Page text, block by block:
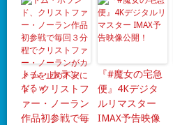
トム・ホラン
ド、クリストフ
ァー・ノーラン
作品初参戦で毎
『#魔女の宅急
便』4Kデジタ
ルリマスター
IMAX予告映像